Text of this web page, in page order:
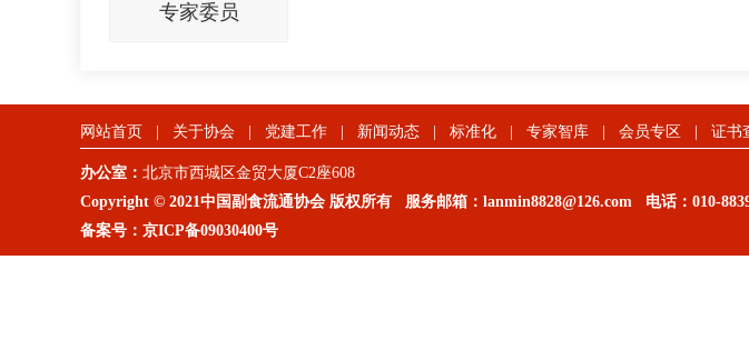
专家委员
网站首页 关于协会 党建工作 新闻动态 标准化 专家智库 会员专区 证书
办公室： 北京市西城区金贸大厦C2座608
Copyright © 2021中国副食流通协会 版权所有 服务邮箱：lanmin8828@126.com 电话： 010-
备案号： 京ICP备09030400号